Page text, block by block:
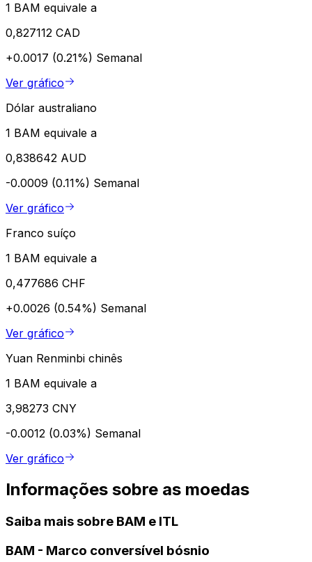
1 BAM equivale a
0,827112 CAD
+0.0017 (0.21%) Semanal
Ver gráfico
Dólar australiano
1 BAM equivale a
0,838642 AUD
-0.0009 (0.11%) Semanal
Ver gráfico
Franco suíço
1 BAM equivale a
0,477686 CHF
+0.0026 (0.54%) Semanal
Ver gráfico
Yuan Renminbi chinês
1 BAM equivale a
3,98273 CNY
-0.0012 (0.03%) Semanal
Ver gráfico
Informações sobre as moedas
Saiba mais sobre BAM e ITL
BAM - Marco conversível bósnio